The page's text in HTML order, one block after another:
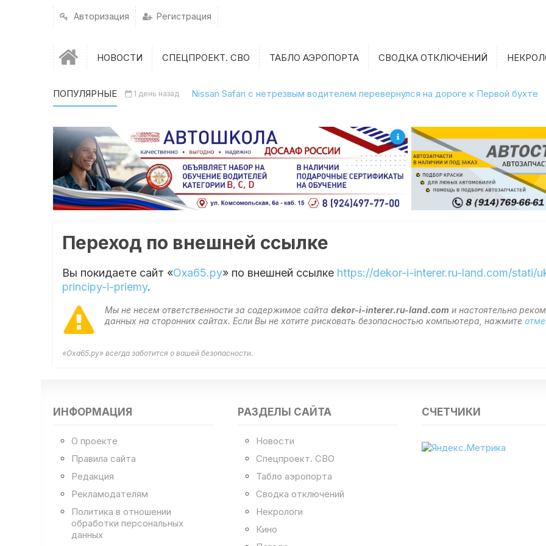
Авторизация Регистрация
НОВОСТИ СПЕЦПРОЕКТ. СВО ТАБЛО АЭРОПОРТА СВОДКА ОТКЛЮЧЕНИЙ
ПОПУЛЯРНЫЕ 1 день назад Nissan Safari с нетрезвым водителем перевернулся на дороге к Первой бухте
Переход по внешней ссылке
Вы покидаете сайт «Оха65.ру» по внешней ссылке https://dekor-i-interer.ru-land.com/stati/
principy-i-priemy.
Мы не несем ответственности за содержимое сайтаdekor-i-interer.ru-land.com и настоятельно
данных на сторонних сайтах. Если Вы не хотите рисковать безопасностью компьютера, нажмите
«Оха65.ру» всегда заботится о вашей безопасности.
ИНФОРМАЦИЯ
О проекте
Правила сайта
Редакция
Рекламодателям
Политика в отношении
обработки персональных
данных
РАЗДЕЛЫ САЙТА
Новости
Спецпроект. СВО
Табло аэропорта
Сводка отключений
Некрологи
Кино
СЧЕТЧИКИ